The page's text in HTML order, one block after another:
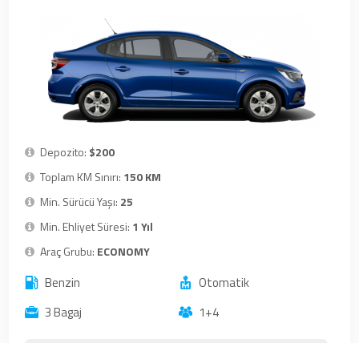
Depozito: $200
Toplam KM Sınırı: 150 KM
Min. Sürücü Yaşı: 25
Min. Ehliyet Süresi: 1 Yıl
Araç Grubu: ECONOMY
Benzin
Otomatik
3 Bagaj
1+4